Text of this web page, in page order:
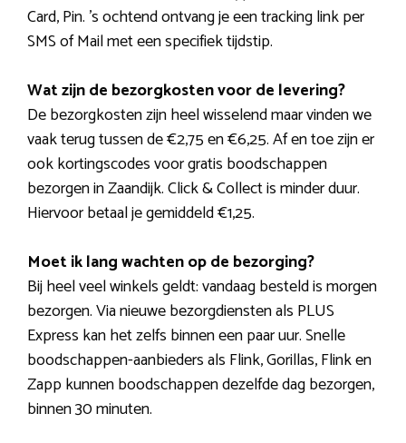
Card, Pin. ’s ochtend ontvang je een tracking link per
SMS of Mail met een specifiek tijdstip.
Wat zijn de bezorgkosten voor de levering?
De bezorgkosten zijn heel wisselend maar vinden we
vaak terug tussen de €2,75 en €6,25. Af en toe zijn er
ook kortingscodes voor gratis boodschappen
bezorgen in Zaandijk. Click & Collect is minder duur.
Hiervoor betaal je gemiddeld €1,25.
Moet ik lang wachten op de bezorging?
Bij heel veel winkels geldt: vandaag besteld is morgen
bezorgen. Via nieuwe bezorgdiensten als PLUS
Express kan het zelfs binnen een paar uur. Snelle
boodschappen-aanbieders als Flink, Gorillas, Flink en
Zapp kunnen boodschappen dezelfde dag bezorgen,
binnen 30 minuten.